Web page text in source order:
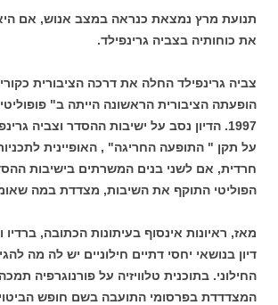
תנועת מרץ נמצאת כנראה במצב אנוש, אם
את כוחותיה בצביה גרינפילד.
צביה גרינפילד החלה את דרכה הציבורית
הופעתה הציבורית הראשונה הייתה ב"
1997. הדיון נסב על ישיבות ההסדר וצביה
על תקן " התופעה החריגה" , האופיינית
חרדית, אם לשני בנים המשרתים בישיבות
הפוליטי התוקף את השיבות, מצדדת במה
מאז, ראיונות אינסוף בעיתונות הכתובה, ברדיו
דיון בנושאי יחסי דתיים חילוניים יש לה מה
החילוני. בתוכנית טלוויזיה על פורנוגרפיה
המצדדדת בפרסומי התועבה בשם חופש